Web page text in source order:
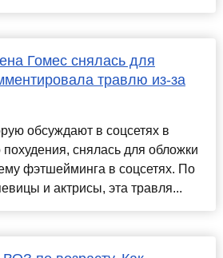
Гомес снялась для
травлю из-за
обсуждают в соцсетях в
похудения, снялась для обложки
фэтшейминга в соцсетях. По
и актрисы, эта травля...